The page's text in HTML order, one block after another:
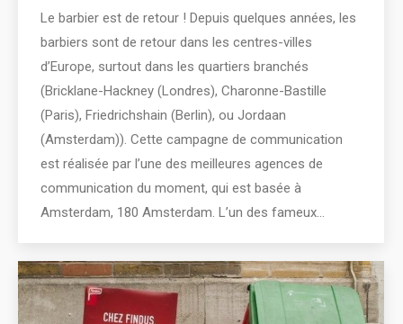
Le barbier est de retour ! Depuis quelques années, les
barbiers sont de retour dans les centres-villes
d’Europe, surtout dans les quartiers branchés
(Bricklane-Hackney (Londres), Charonne-Bastille
(Paris), Friedrichshain (Berlin), ou Jordaan
(Amsterdam)). Cette campagne de communication
est réalisée par l’une des meilleures agences de
communication du moment, qui est basée à
Amsterdam, 180 Amsterdam. L’un des fameux…